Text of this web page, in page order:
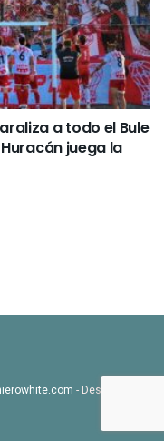
a todo el Bule
juega la
- Desarrollado